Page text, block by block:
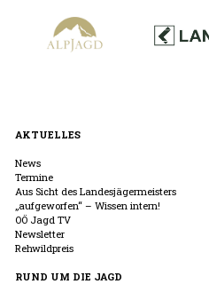
AKTUELLES
News
Termine
Aus Sicht des Landesjägermeisters
„aufgeworfen“ – Wissen intern!
OÖ Jagd TV
Newsletter
Rehwildpreis
RUND UM DIE JAGD